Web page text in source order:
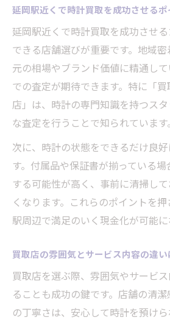
延岡駅近くで時計買取を成功させるポ
延岡駅近くで時計買取を成功させ
できる店舗選びが重要です。地域
元の相場やブランド価値に精通し
での査定が期待できます。特に「
店」は、時計の専門知識を持つス
な査定を行うことで知られています。
次に、時計の状態をできるだけ良
す。付属品や保証書が揃っている
する可能性が高く、事前に清掃し
くなります。これらのポイントを
駅周辺で満足のいく現金化が可能に
買取店の雰囲気とサービス内容の違い
買取店を選ぶ際、雰囲気やサービ
ることも成功の鍵です。店舗の清
の丁寧さは、安心して時計を預け